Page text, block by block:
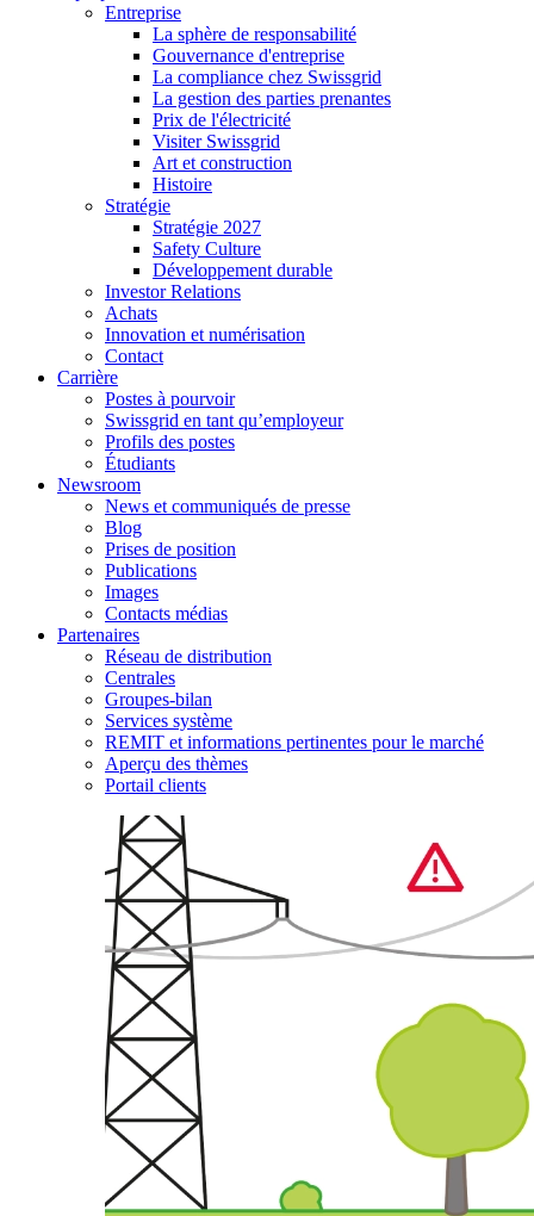
Entreprise
La sphère de responsabilité
Gouvernance d'entreprise
La compliance chez Swissgrid
La gestion des parties prenantes
Prix de l'électricité
Visiter Swissgrid
Art et construction
Histoire
Stratégie
Stratégie 2027
Safety Culture
Développement durable
Investor Relations
Achats
Innovation et numérisation
Contact
Carrière
Postes à pourvoir
Swissgrid en tant qu’employeur
Profils des postes
Étudiants
Newsroom
News et communiqués de presse
Blog
Prises de position
Publications
Images
Contacts médias
Partenaires
Réseau de distribution
Centrales
Groupes-bilan
Services système
REMIT et informations pertinentes pour le marché
Aperçu des thèmes
Portail clients